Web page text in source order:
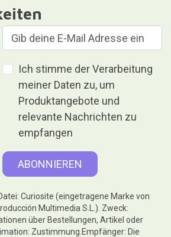
Ich stimme der Verarbeitung
meiner Daten zu, um
Produktangebote und
relevante Nachrichten zu
empfangen
Curiosite (eingetragene Marke von
Multimedia S.L.). Zweck:
über Bestellungen, Artikel oder
Zustimmung.Empfänger: Die